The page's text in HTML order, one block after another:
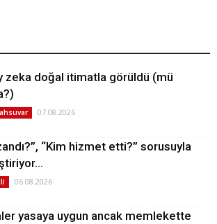
zeka doğal itimatla görüldü (mü
07.08.2026
“Kim hizmet etti?” sorusuyla
06.08.2026
yasaya uygun ancak memlekette